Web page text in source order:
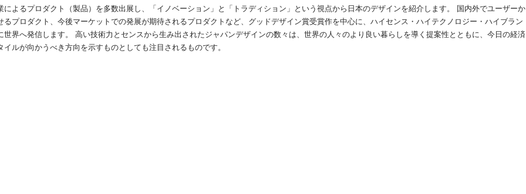
よるプロダクト（製品）を多数出展し、「イノベーション」と「トラディション」という視点から日本のデザインを紹介します。 国内外でユーザーか
プロダクト、今後マーケットでの発展が期待されるプロダクトなど、グッドデザイン賞受賞作を中心に、ハイセンス・ハイテクノロジー・ハイブラン
界へ発信します。 高い技術力とセンスから生み出されたジャパンデザインの数々は、世界の人々のより良い暮らしを導く提案性とともに、今日の経済
ルが向かうべき方向を示すものとしても注目されるものです。